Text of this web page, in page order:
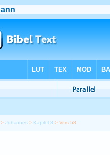
>Johannes > Kapitel 8 > Vers 58